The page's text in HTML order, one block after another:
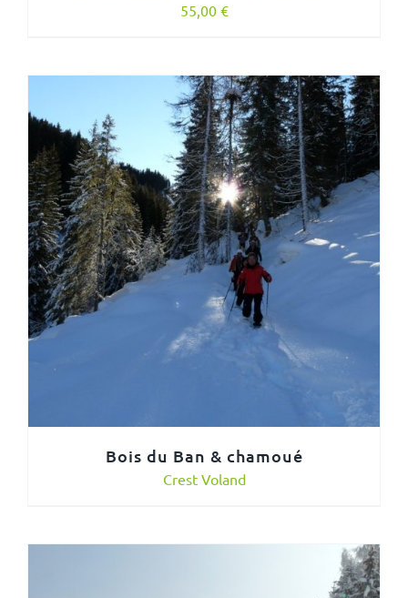
55,00 €
Bois du Ban & chamoué
Crest Voland